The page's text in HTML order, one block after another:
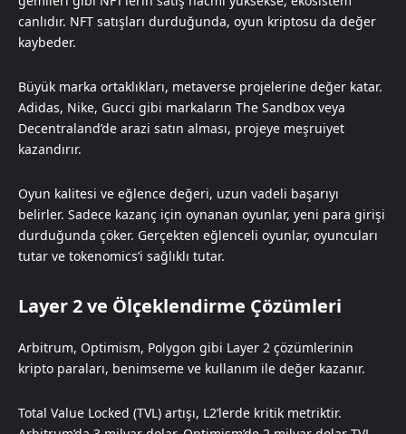
canlıdır. NFT satışları durduğunda, oyun kriptosu da değer
kaybeder.
Büyük marka ortaklıkları, metaverse projelerine değer katar.
Adidas, Nike, Gucci gibi markaların The Sandbox veya
Decentraland’de arazi satın alması, projeye meşruiyet
kazandırır.
Oyun kalitesi ve eğlence değeri, uzun vadeli başarıyı
belirler. Sadece kazanç için oynanan oyunlar, yeni para girişi
durduğunda çöker. Gerçekten eğlenceli oyunlar, oyuncuları
tutar ve tokenomics’i sağlıklı tutar.
Layer 2 ve Ölçeklendirme Çözümleri
Arbitrum, Optimism, Polygon gibi Layer 2 çözümlerinin
kripto paraları, benimseme ve kullanım ile değer kazanır.
Total Value Locked (TVL) artışı, L2’lerde kritik metriktir.